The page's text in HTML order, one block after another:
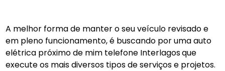
A melhor forma de manter o seu veículo revisado e
em pleno funcionamento, é buscando por uma auto
elétrica próximo de mim telefone Interlagosque
execute os mais diversos tipos de serviços e projetos.